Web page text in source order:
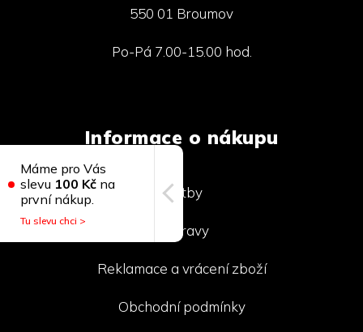
550 01 Broumov
Po-Pá 7.00-15.00 hod.
Informace o nákupu
Platby
Dopravy
Reklamace a vrácení zboží
Obchodní podmínky
Máme pro Vás
slevu 100 Kč na
první nákup.
Tu slevu chci >